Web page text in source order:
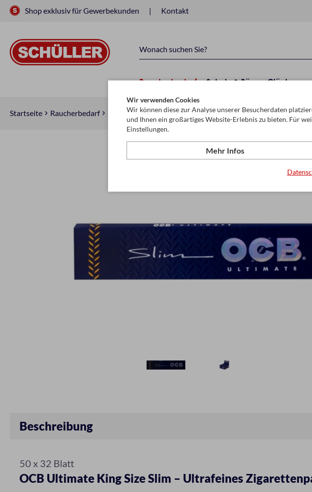
Shop exklusiv für Gewerbekunden Kontakt
Raucherbedarf Schule & Büro
Startseite Raucherbedarf Raucherzubehör Zigarettenpapier
Beschreibung
50 x 32 Blatt
OCB Ultimate King Size Slim – Ultrafeines
Wir verwenden Cookies
Wir können diese zur Analyse unserer Besucherdaten
und Ihnen ein großartiges Website-Erlebnis zu bieten. Für
Einstellungen.
Mehr Infos